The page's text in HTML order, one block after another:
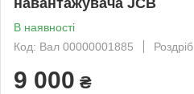
В наявності
Код: Вал 00000001885
Роздріб
9 000 ₴